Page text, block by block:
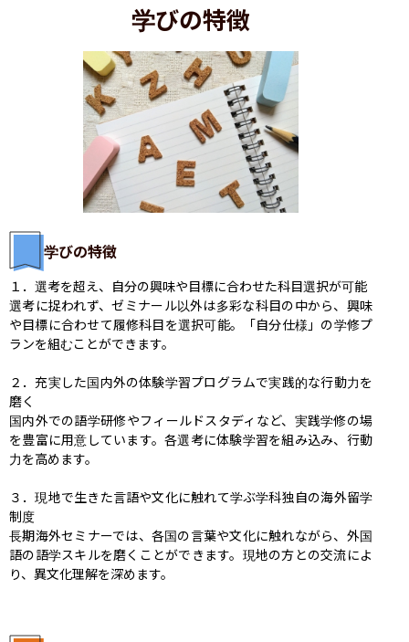
学びの特徴
学びの特徴
１．選考を超え、自分の興味や目標に合わせた科目選択が可能
選考に捉われず、ゼミナール以外は多彩な科目の中から、興味
や目標に合わせて履修科目を選択可能。「自分仕様」の学修プ
ランを組むことができます。
２．充実した国内外の体験学習プログラムで実践的な行動力を
磨く
国内外での語学研修やフィールドスタディなど、実践学修の場
を豊富に用意しています。各選考に体験学習を組み込み、行動
力を高めます。
３．現地で生きた言語や文化に触れて学ぶ学科独自の海外留学
制度
長期海外セミナーでは、各国の言葉や文化に触れながら、外国
語の語学スキルを磨くことができます。現地の方との交流によ
り、異文化理解を深めます。